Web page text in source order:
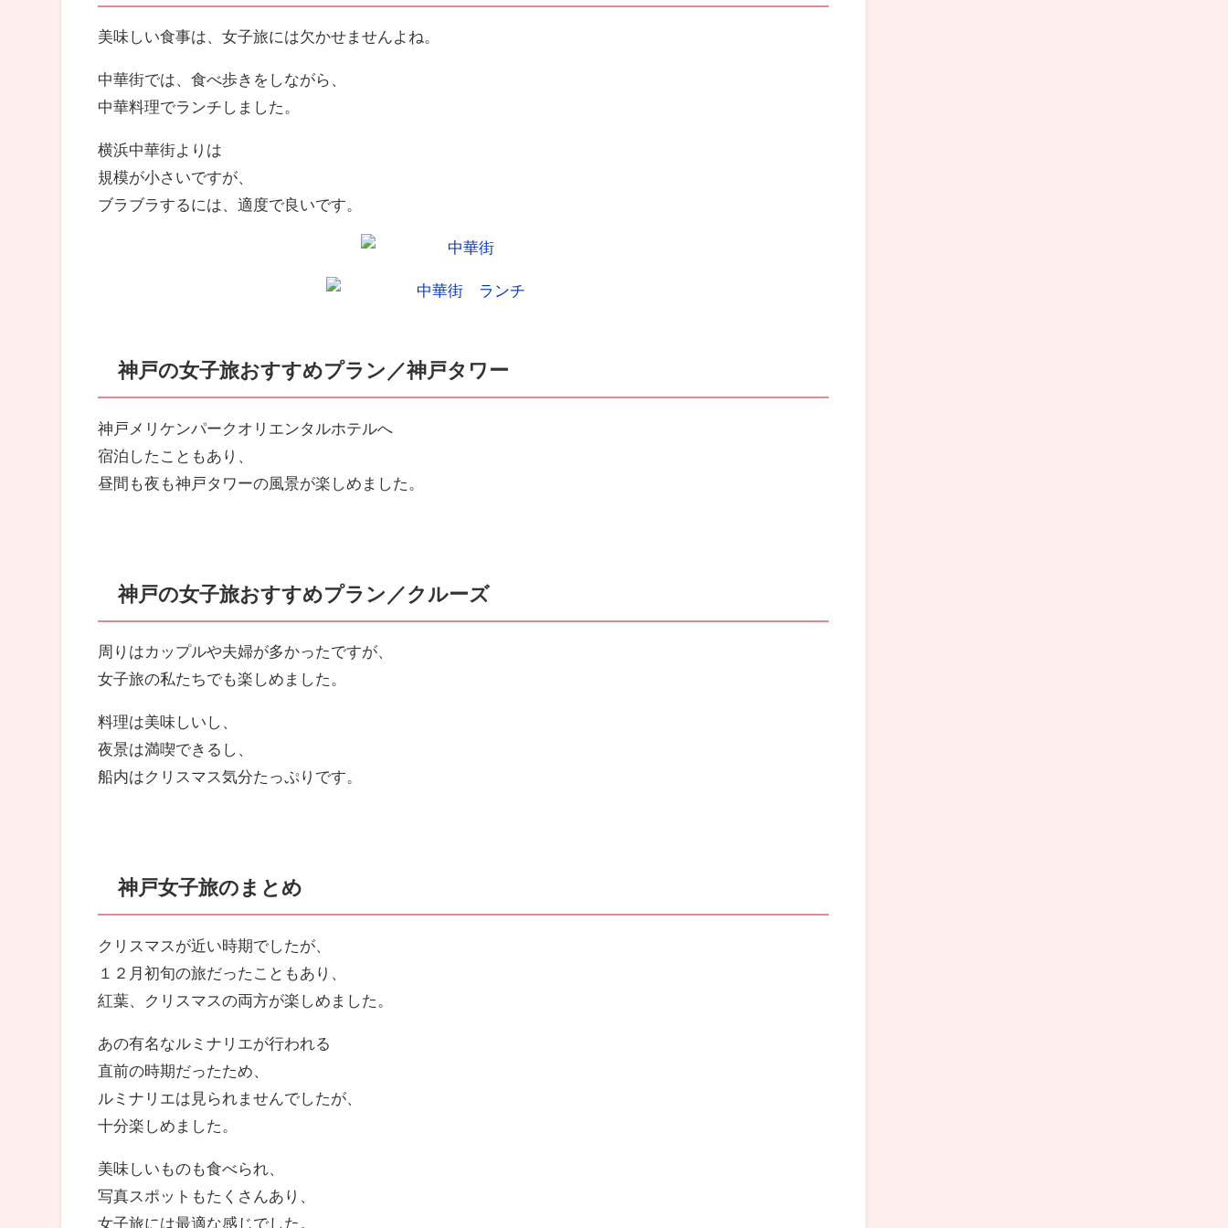
美味しい食事は、女子旅には欠かせませんよね。
中華街では、食べ歩きをしながら、
中華料理でランチしました。
横浜中華街よりは
規模が小さいですが、
ブラブラするには、適度で良いです。
神戸の女子旅おすすめプラン／神戸タワー
神戸メリケンパークオリエンタルホテルへ
宿泊したこともあり、
昼間も夜も神戸タワーの風景が楽しめました。
神戸の女子旅おすすめプラン／クルーズ
周りはカップルや夫婦が多かったですが、
女子旅の私たちでも楽しめました。
料理は美味しいし、
夜景は満喫できるし、
船内はクリスマス気分たっぷりです。
神戸女子旅のまとめ
クリスマスが近い時期でしたが、
１２月初旬の旅だったこともあり、
紅葉、クリスマスの両方が楽しめました。
あの有名なルミナリエが行われる
直前の時期だったため、
ルミナリエは見られませんでしたが、
十分楽しめました。
美味しいものも食べられ、
写真スポットもたくさんあり、
女子旅には最適な感じでした。